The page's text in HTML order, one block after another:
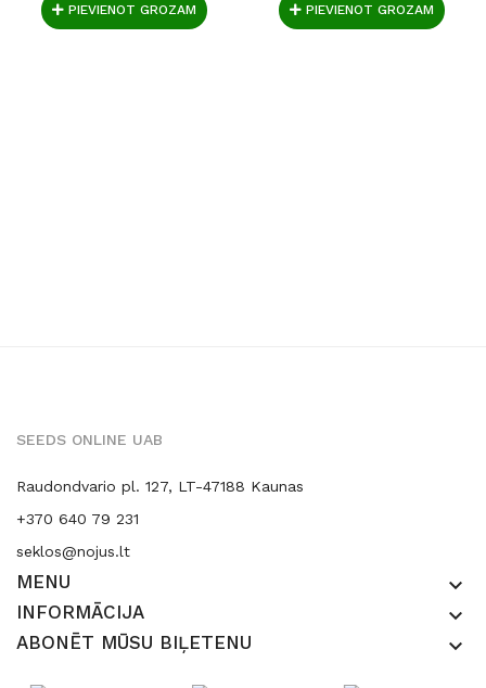
PIEVIENOT GROZAM PIEVIENOT GROZAM
SEEDS ONLINE UAB
Raudondvario pl. 127, LT-47188 Kaunas
+370 640 79 231
seklos@nojus.lt
MENU keyboard_arrow_down
INFORMĀCIJA keyboard_arrow_down
ABONĒT MŪSU BIĻETENU keyboard_arrow_down